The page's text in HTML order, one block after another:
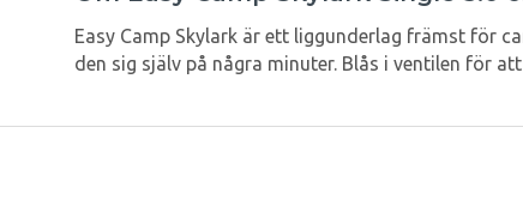
Easy Camp Skylark är ett liggunderlag främst för
den sig själv på några minuter. Blås i ventilen för